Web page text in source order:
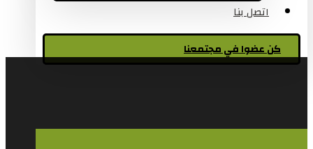
اتصل بنا
كن عضوا في مجتمعنا